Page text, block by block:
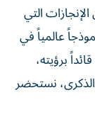
التي
عالمياً في
برؤيته،
نستحضر